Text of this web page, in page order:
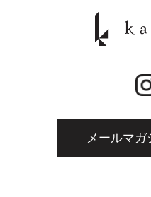
メールマガ